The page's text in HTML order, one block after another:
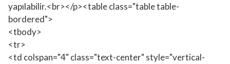
yapılabilir.<br></p><table class="table table-
bordered">
<tbody>
<tr>
<td colspan="4" class="text-center" style="vertical-